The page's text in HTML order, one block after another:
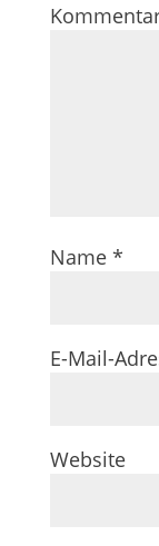
Name *
E-Mail-
Website